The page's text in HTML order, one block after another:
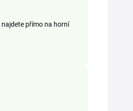
najdete přímo na horní